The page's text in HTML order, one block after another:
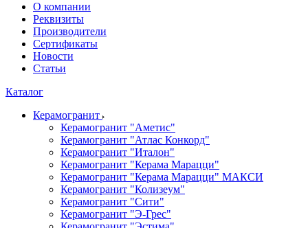
О компании
Реквизиты
Производители
Сертификаты
Новости
Статьи
Каталог
Керамогранит
Керамогранит "Аметис"
Керамогранит "Атлас Конкорд"
Керамогранит "Италон"
Керамогранит "Керама Марацци"
Керамогранит "Керама Марацци" МАКСИ
Керамогранит "Колизеум"
Керамогранит "Сити"
Керамогранит "Э-Грес"